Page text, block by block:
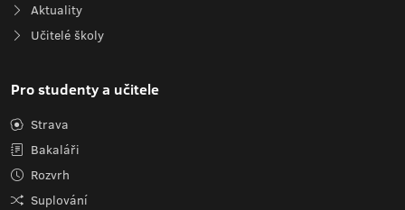
Aktuality
Učitelé školy
Pro studenty a učitele
Strava
Bakaláři
Rozvrh
Suplování